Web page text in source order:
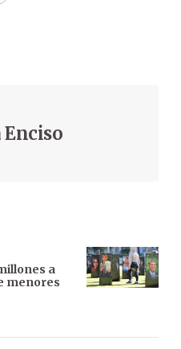
Enciso
a
menores